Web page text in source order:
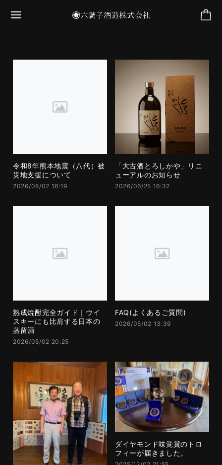
令和8年熊本地震（八代）被
災地支援について
2026/08/02 16:19
「大古酒とろしかや」リニ
ューアルのお知らせ
2026/06/25 16:32
熟成焼酎完全ガイド｜ウイ
スキーにも比肩する日本の
蒸留酒
2026/05/02 20:25
FAQ(よくあるご質問)
2026/05/02 13:39
ダイヤモンド味覚賞のトロ
フィーが届きました。